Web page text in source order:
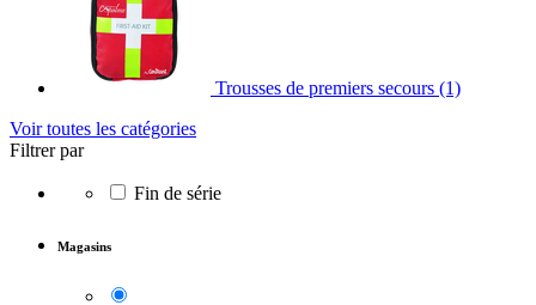
Trousses de premiers secours (1)
Voir toutes les catégories
Filtrer par
Fin de série
Magasins